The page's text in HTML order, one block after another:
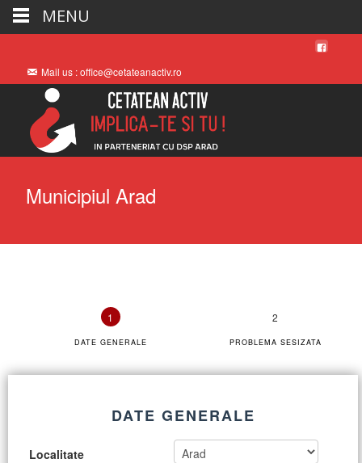
Mail us : office@cetateanactiv.ro
Municipiul Arad
DATE GENERALE PROBLEMA SESIZATA
DATE GENERALE
Localitate
MENU